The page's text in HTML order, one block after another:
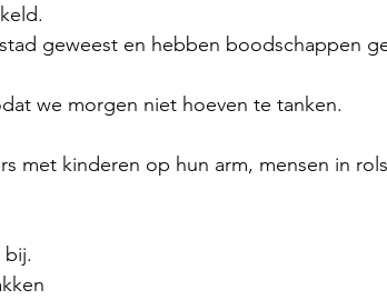
geweest en hebben boodschappen
we morgen niet hoeven te tanken.
met kinderen op hun arm, mensen in